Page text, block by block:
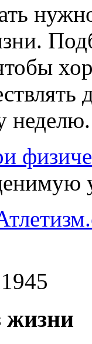
неделю.
жизни